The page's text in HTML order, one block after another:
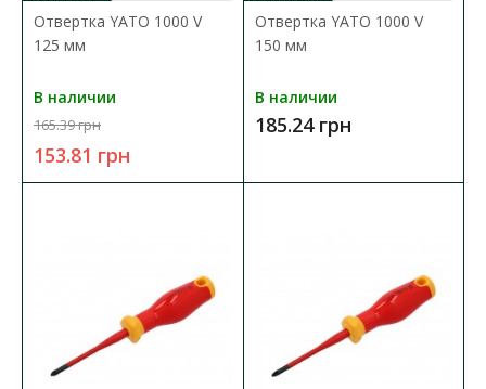
Отвертка YATO 1000 V
125 мм
В наличии
165.39 грн
153.81 грн
Отвертка YATO 1000 V
150 мм
В наличии
185.24 грн